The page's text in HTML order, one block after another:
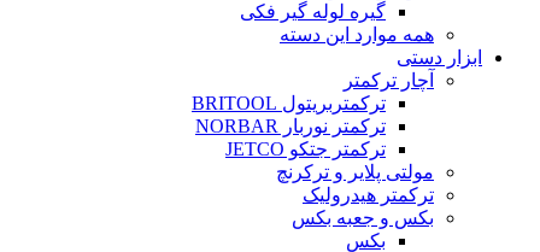
گیره لوله گیر فکی
همه موارد این دسته
ابزار دستی
آچار ترکمتر
ترکمتربریتول BRITOOL
ترکمتر نوربار NORBAR
ترکمتر جتکو JETCO
مولتی پلایر و ترکرنچ
ترکمتر هیدرولیک
بکس و جعبه بکس
بکس